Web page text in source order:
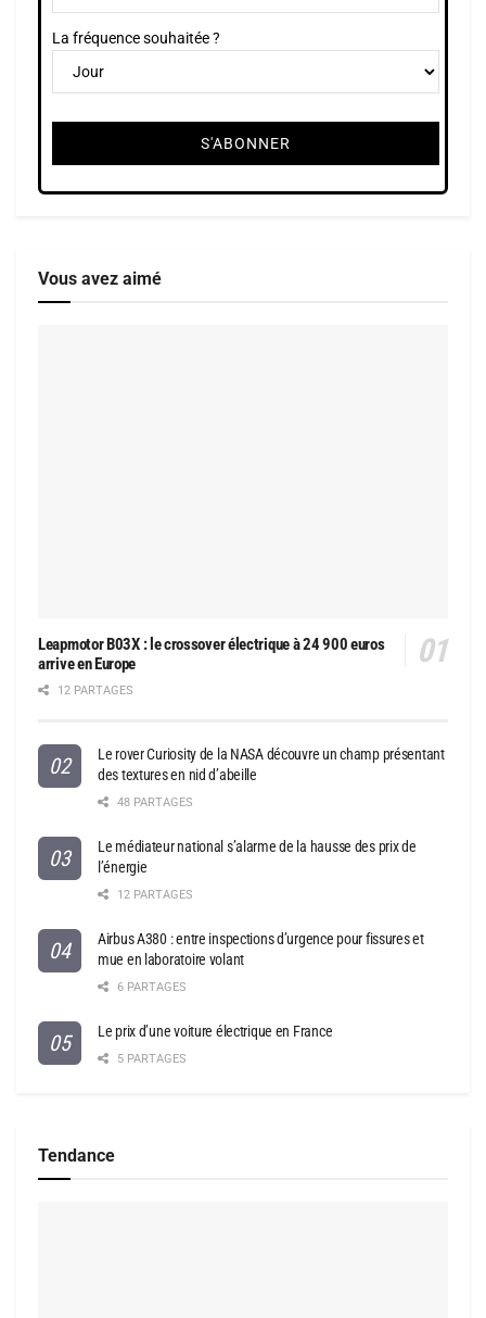
La fréquence souhaitée ?
Vous avez aimé
Leapmotor B03X : le crossover électrique à 24 900 euros
arrive en Europe
12 PARTAGES
Le rover Curiosity de la NASA découvre un champ présentant
des textures en nid d’abeille
48 PARTAGES
Le médiateur national s’alarme de la hausse des prix de
l’énergie
12 PARTAGES
Airbus A380 : entre inspections d’urgence pour fissures et
mue en laboratoire volant
6 PARTAGES
Le prix d’une voiture électrique en France
5 PARTAGES
Tendance